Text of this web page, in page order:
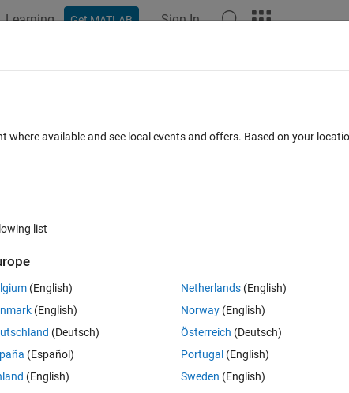
Learning Get MATLAB Sign In
になる問題
Open in MATLAB Online 0 votes
適応し、原画像から処理後の画像を引き算してその後その画像を
像とコントラスとが全く違うものになりました。この問題の原因は
上で表示されてる画像です。
where available and see local events and offers. Based on your
list
(English)
(English)
(Deutsch)
(Español)
(English)
Netherlands(English)
Norway(English)
Österreich (Deutsch)
Portugal (English)
Sweden (English)